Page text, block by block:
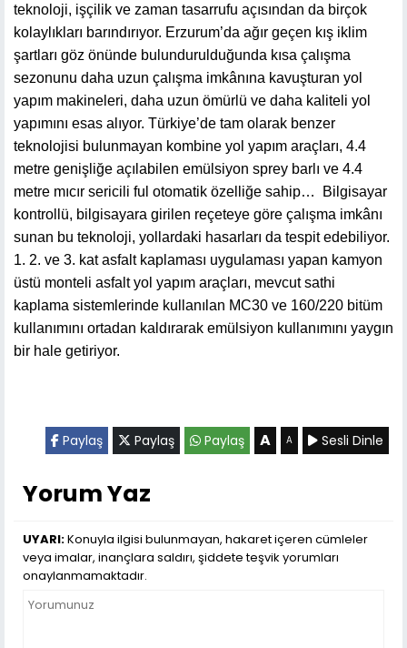
teknoloji, işçilik ve zaman tasarrufu açısından da birçok
kolaylıkları barındırıyor. Erzurum’da ağır geçen kış iklim
şartları göz önünde bulundurulduğunda kısa çalışma
sezonunu daha uzun çalışma imkânına kavuşturan yol
yapım makineleri, daha uzun ömürlü ve daha kaliteli yol
yapımını esas alıyor. Türkiye’de tam olarak benzer
teknolojisi bulunmayan kombine yol yapım araçları, 4.4
metre genişliğe açılabilen emülsiyon sprey barlı ve 4.4
metre mıcır sericili ful otomatik özelliğe sahip… Bilgisayar
kontrollü, bilgisayara girilen reçeteye göre çalışma imkânı
sunan bu teknoloji, yollardaki hasarları da tespit edebiliyor.
1. 2. ve 3. kat asfalt kaplaması uygulaması yapan kamyon
üstü monteli asfalt yol yapım araçları, mevcut sathi
kaplama sistemlerinde kullanılan MC30 ve 160/220 bitüm
kullanımını ortadan kaldırarak emülsiyon kullanımını yaygın
bir hale getiriyor.
Paylaş Paylaş Paylaş A A Sesli Dinle
Yorum Yaz
UYARI:Konuyla ilgisi bulunmayan, hakaret içeren cümleler
veya imalar, inançlara saldırı, şiddete teşvik yorumları
onaylanmamaktadır.